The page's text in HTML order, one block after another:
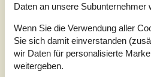
Daten an unsere Subunternehmer
Wenn Sie die Verwendung aller
Sie sich damit einverstanden
wir Daten für personalisierte
weitergeben.